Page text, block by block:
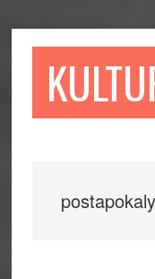
till
till
sidofältet
till